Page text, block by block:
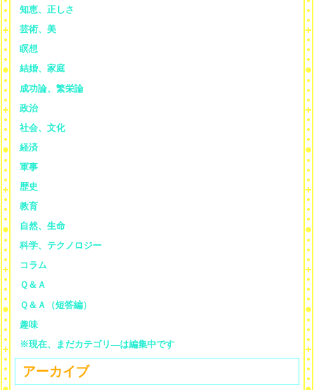
知恵、正しさ
芸術、美
瞑想
結婚、家庭
成功論、繁栄論
政治
社会、文化
経済
軍事
歴史
教育
自然、生命
科学、テクノロジー
コラム
Ｑ＆Ａ
Ｑ＆Ａ（短答編）
趣味
※現在、まだカテゴリ—は編集中です
アーカイブ